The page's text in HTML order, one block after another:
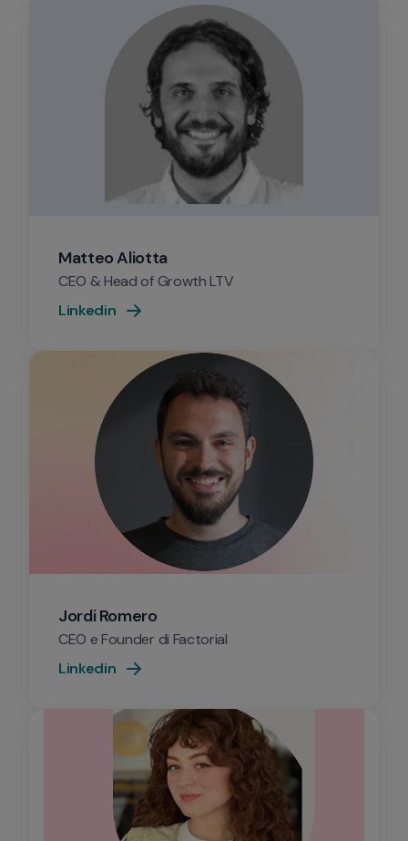
Matteo Aliotta
CEO & Head of Growth LTV
Linkedin
Jordi Romero
CEO e Founder di Factorial
Linkedin